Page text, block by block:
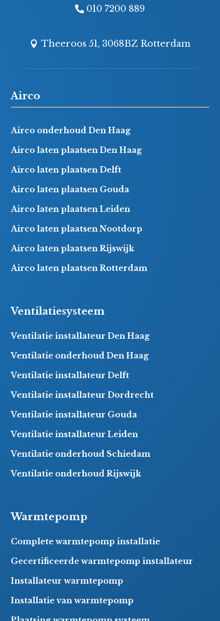
010 7200 889
Theeroos 51, 3068BZ Rotterdam
Airco
Airco onderhoud Den Haag
Airco laten plaatsen Den Haag
Airco laten plaatsen Delft
Airco laten plaatsen Gouda
Airco laten plaatsen Leiden
Airco laten plaatsen Nootdorp
Airco laten plaatsen Rijswijk
Airco laten plaatsen Rotterdam
Ventilatiesysteem
Ventilatie installateur Den Haag
Ventilatie onderhoud Den Haag
Ventilatie installateur Delft
Ventilatie installateur Dordrecht
Ventilatie installateur Gouda
Ventilatie installateur Leiden
Ventilatie onderhoud Schiedam
Ventilatie onderhoud Rijswijk
Warmtepomp
Complete warmtepomp installatie
Gecertificeerde warmtepomp installateur
Installateur warmtepomp
Installatie van warmtepomp